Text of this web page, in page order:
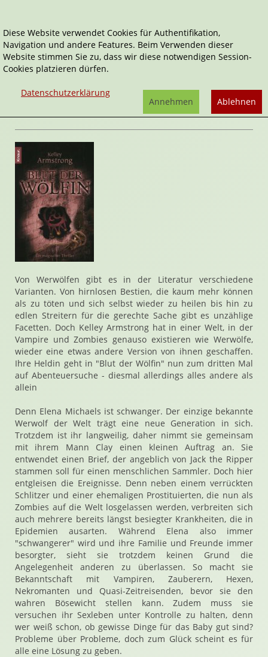
Home Belletristik Blut der Wölfin
Werwolf-Saga
Blut der Wölfin
Von Werwölfen gibt es in der Literatur verschiedene
Varianten. Von hirnlosen Bestien, die kaum mehr können
als zu töten und sich selbst wieder zu heilen bis hin zu
edlen Streitern für die gerechte Sache gibt es unzählige
Facetten. Doch Kelley Armstrong hat in einer Welt, in der
Vampire und Zombies genauso existieren wie Werwölfe,
wieder eine etwas andere Version von ihnen geschaffen.
Ihre Heldin geht in "Blut der Wölfin" nun zum dritten Mal
auf Abenteuersuche - diesmal allerdings alles andere als
allein
Denn Elena Michaels ist schwanger. Der einzige bekannte
Werwolf der Welt trägt eine neue Generation in sich.
Trotzdem ist ihr langweilig, daher nimmt sie gemeinsam
mit ihrem Mann Clay einen kleinen Auftrag an. Sie
entwendet einen Brief, der angeblich von Jack the Ripper
stammen soll für einen menschlichen Sammler. Doch hier
entgleisen die Ereignisse. Denn neben einem verrückten
Schlitzer und einer ehemaligen Prostituierten, die nun als
Zombies auf die Welt losgelassen werden, verbreiten sich
auch mehrere bereits längst besiegter Krankheiten, die in
Epidemien ausarten. Während Elena also immer
"schwangerer" wird und ihre Familie und Freunde immer
besorgter, sieht sie trotzdem keinen Grund die
Angelegenheit anderen zu überlassen. So macht sie
Bekanntschaft mit Vampiren, Zauberern, Hexen,
Nekromanten und Quasi-Zeitreisenden, bevor sie den
wahren Bösewicht stellen kann. Zudem muss sie
versuchen ihr Sexleben unter Kontrolle zu halten, denn
wer weiß schon, ob gewisse Dinge für das Baby gut sind?
Probleme über Probleme, doch zum Glück scheint es für
alle eine Lösung zu geben.
Diese Website verwendet Cookies für Authentifikation,
Navigation und andere Features. Beim Verwenden dieser
Website stimmen Sie zu, dass wir diese notwendigen Session-
Cookies platzieren dürfen.
Datenschutzerklärung
Ablehnen
Annehmen